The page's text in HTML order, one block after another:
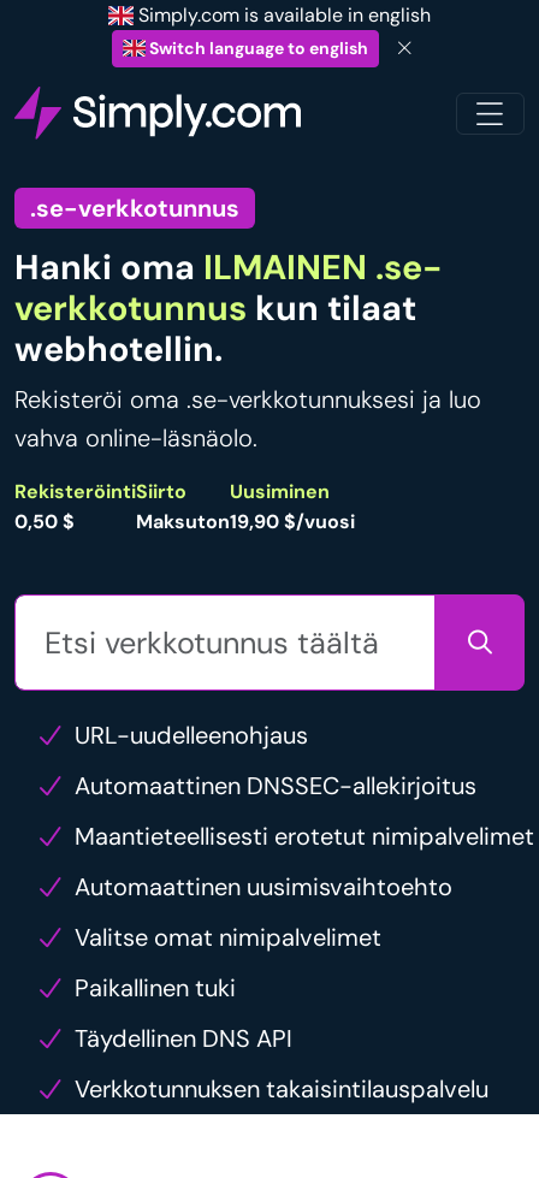
Simply.com is available in english
Switch language to english
.se-verkkotunnus
Hanki oma ILMAINEN .se-
verkkotunnus kun tilaat
webhotellin.
Rekisteröi oma .se-verkkotunnuksesi ja luo
vahva online-läsnäolo.
Rekisteröinti
0,50 $
Siirto
Maksuton
Uusiminen
19,90 $/vuosi
URL-uudelleenohjaus
Automaattinen DNSSEC-allekirjoitus
Maantieteellisesti erotetut nimipalvelimet
Automaattinen uusimisvaihtoehto
Valitse omat nimipalvelimet
Paikallinen tuki
Täydellinen DNS API
Verkkotunnuksen takaisintilauspalvelu